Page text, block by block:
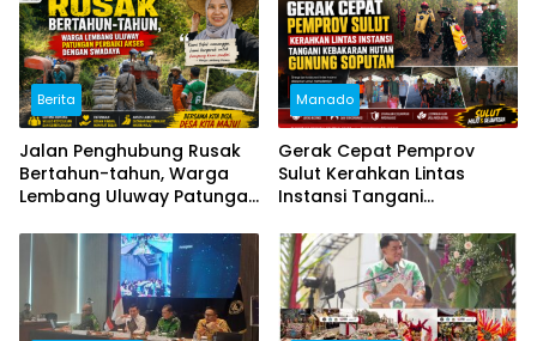
Berita
Jalan Penghubung Rusak
Bertahun-tahun, Warga
Lembang Uluway Patungan
Swadaya
Manado
Gerak Cepat Pemprov
Sulut Kerahkan Lintas
Instansi Tangani
Soputan